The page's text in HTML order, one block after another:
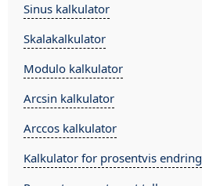
Sinus kalkulator
Skalakalkulator
Modulo kalkulator
Arcsin kalkulator
Arccos kalkulator
Kalkulator for prosentvis endring